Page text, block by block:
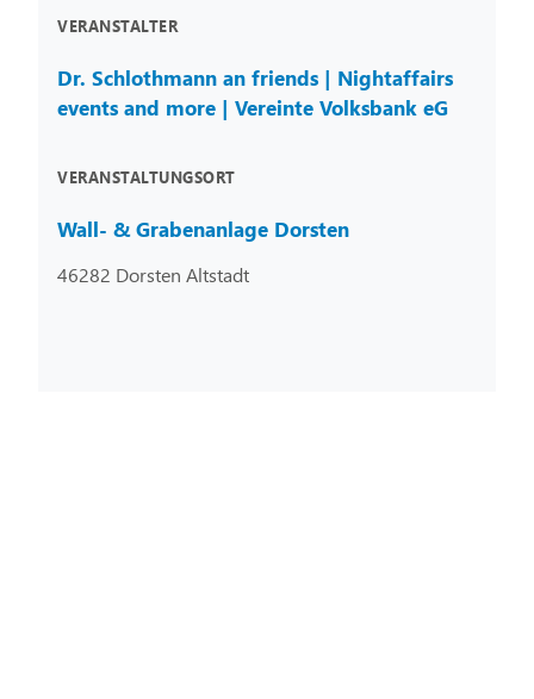
VERANSTALTER
Dr. Schlothmann an friends | Nightaffairs
events and more | Vereinte Volksbank eG
VERANSTALTUNGSORT
Wall- & Grabenanlage Dorsten
46282 Dorsten Altstadt